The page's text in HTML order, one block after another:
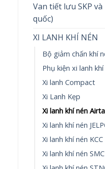
Van tiết lưu SKP và
quốc)
XI LANH KHÍ NÉN
Bộ giảm chấn khí
Phụ kiện xi lanh khí
Xi lanh Compact
Xi Lanh Kẹp
Xi lanh khí nén
Xi lanh khí nén
Xi lanh khí nén KCC
Xi lanh khí nén SMC